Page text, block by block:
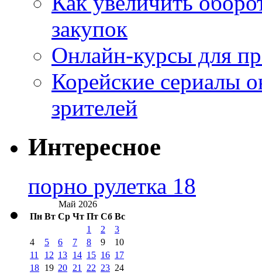
закупок
Онлайн-курсы для
Корейские сериалы
зрителей
Интересное
порно рулетка 18
Май 2026
Пн Вт Ср Чт Пт Сб Вс
1 2
3
4
5 6 7 8 9
10
11
12 13 14 15 16 17
18 19 20 21 22 23 24